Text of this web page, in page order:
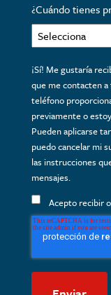
¿Cuándo tienes
¡Sí! Me gustaría
que me contacten
teléfono
previamente o
Pueden aplicarse
puedo cancelar mi
las instrucciones
mensajes.
Acepto recibir